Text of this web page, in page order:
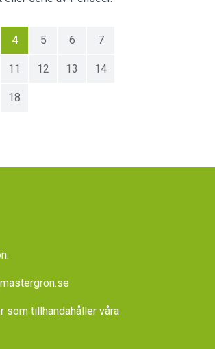
4 5 6 7
11 12 13 14
18
som tillhandahåller våra